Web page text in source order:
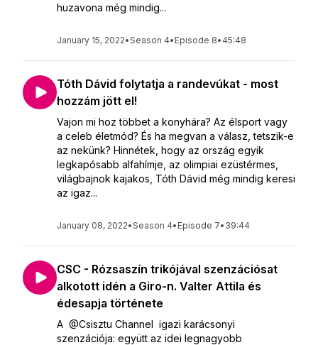
huzavona még mindig...
January 15, 2022•Season 4• Episode 8• 45:48
Tóth Dávid folytatja a randevúkat - most
hozzám jött el!
Vajon mi hoz többet a konyhára? Az élsport vagy
a celeb életmód? És ha megvan a válasz, tetszik-e
az nekünk? Hinnétek, hogy az ország egyik
legkapósabb alfahímje, az olimpiai ezüstérmes,
világbajnok kajakos, Tóth Dávid még mindig keresi
az igaz...
January 08, 2022•Season 4• Episode 7• 39:44
CSC - Rózsaszín trikójával szenzációsat
alkotott idén a Giro-n. Valter Attila és
édesapja története
A @Csisztu Channel igazi karácsonyi
szenzációja: együtt az idei legnagyobb